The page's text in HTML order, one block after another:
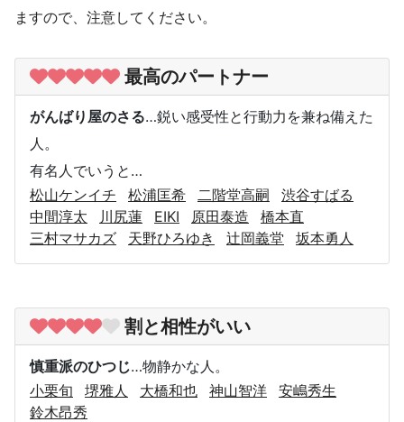
ますので、注意してください。
最高のパートナー
がんばり屋のさる…鋭い感受性と行動力を兼ね備えた
人。
有名人でいうと…
松山ケンイチ
松浦匡希 二階堂高嗣
渋谷すばる
中間淳太
川尻蓮 EIKI 原田泰造
橋本直
三村マサカズ
天野ひろゆき 辻岡義堂 坂本勇人
割と相性がいい
慎重派のひつじ…物静かな人。
小栗旬
堺雅人 大橋和也 神山智洋
安嶋秀生
鈴木昂秀